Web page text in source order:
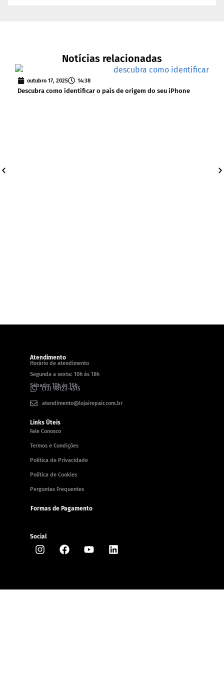
Notícias relacionadas
outubro 17, 2025 14:38
Descubra como identificar o país de origem do seu iPhone
Atendimento
Horário de atendimento
Segunda a sexta: 10h às 18h
Sábado: 10h às 16h
(13) 98123-4515
atendimento@lojairepair.com.br
Links Úteis
Fale Conosco
Termos e Condições
Política de Privacidade
Política de Cookies
Perguntas Frequentes
Formas de Pagamento
Social